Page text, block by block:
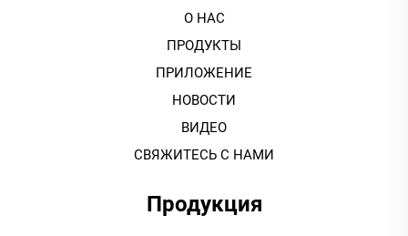
О НАС
ПРОДУКТЫ
ПРИЛОЖЕНИЕ
НОВОСТИ
ВИДЕО
СВЯЖИТЕСЬ С НАМИ
Продукция